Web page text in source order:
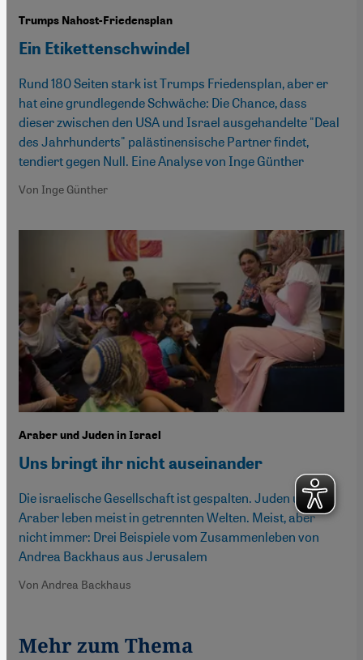
Trumps Nahost-Friedensplan
Ein Etikettenschwindel
Rund 180 Seiten stark ist Trumps Friedensplan, aber er
hat eine grundlegende Schwäche: Die Chance, dass
dieser zwischen den USA und Israel ausgehandelte "Deal
des Jahrhunderts" palästinensische Partner findet,
tendiert gegen Null. Eine Analyse von Inge Günther
Von Inge Günther
Araber und Juden in Israel
Uns bringt ihr nicht auseinander
Die israelische Gesellschaft ist gespalten. Juden und
Araber leben meist in getrennten Welten. Meist, aber
nicht immer: Drei Beispiele vom Zusammenleben von
Andrea Backhaus aus Jerusalem
Von Andrea Backhaus
Mehr zum Thema